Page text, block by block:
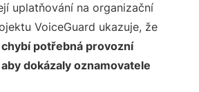
uplatňování na organizační
VoiceGuard ukazuje, že
potřebná provozní
dokázaly oznamovatele